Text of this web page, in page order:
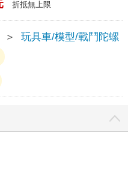
折抵無上限
＞
玩具車/模型/戰鬥陀螺